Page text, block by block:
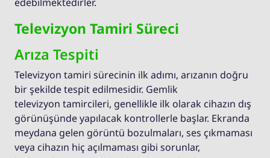
Televizyon Tamiri Süreci
Arıza Tespiti
Televizyon tamiri sürecinin ilk adımı, arızanın doğru
bir şekilde tespit edilmesidir. Gemlik
televizyon tamircileri, genellikle ilk olarak cihazın dış
görünüşünde yapılacak kontrollerle başlar. Ekranda
meydana gelen görüntü bozulmaları, ses çıkmaması
veya cihazın hiç açılmaması gibi sorunlar,